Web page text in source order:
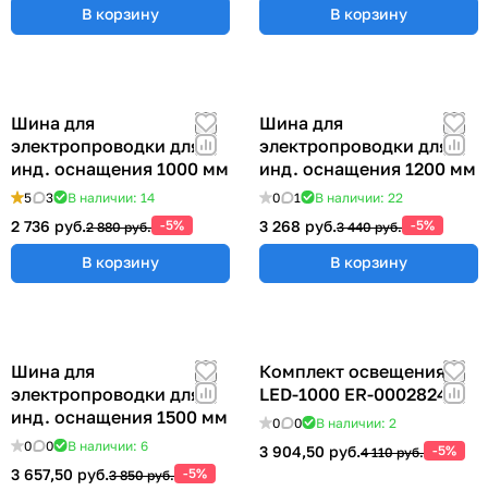
В корзину В корзину
Шина для
электропроводки для
инд. оснащения 1000 мм
5 3 В наличии: 14
2 736 руб.2 880 руб. -5%
В корзину
Шина для
электропроводки для
инд. оснащения 1200 мм
0 1 В наличии: 22
3 268 руб.3 440 руб. -5%
В корзину
Шина для
электропроводки для
инд. оснащения 1500 мм
0 0 В наличии: 6
3 657,50 руб.3 850 руб. -5%
Комплект освещения
LED-1000 ER-00028248
0 0 В наличии: 2
3 904,50 руб.4 110 руб. -5%